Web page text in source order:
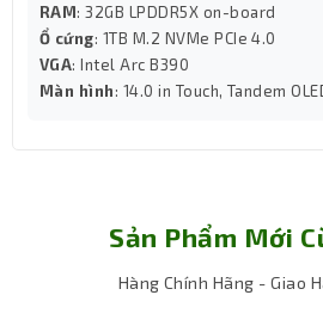
RAM: 32GB LPDDR5X on-board
Ổ cứng: 1TB M.2 NVMe PCIe 4.0
VGA: Intel Arc B390
Màn hình: 14.0 in Touch, Tandem
Sản Phẩm Mới
Hàng Chính Hãng - Giao